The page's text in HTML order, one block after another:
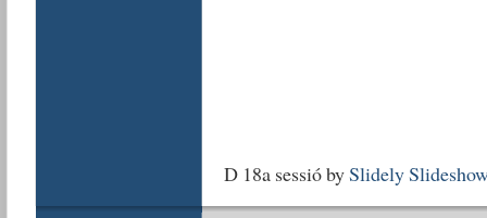
D 18a sessió bySlidely